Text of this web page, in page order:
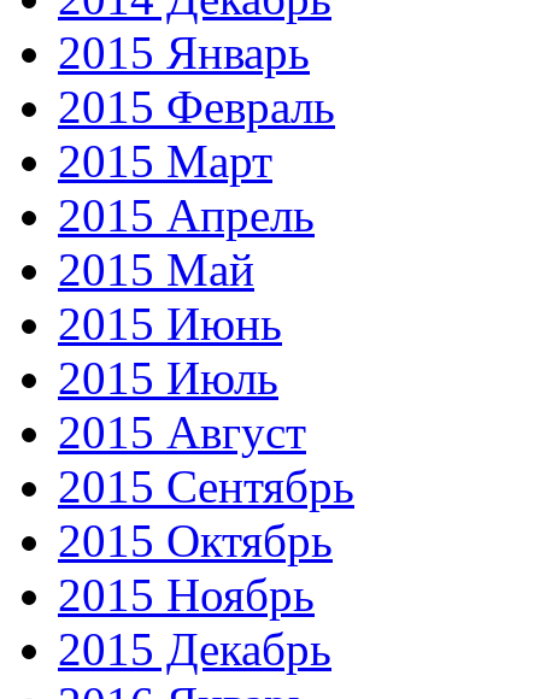
2015 Январь
2015 Февраль
2015 Март
2015 Апрель
2015 Май
2015 Июнь
2015 Июль
2015 Август
2015 Сентябрь
2015 Октябрь
2015 Ноябрь
2015 Декабрь